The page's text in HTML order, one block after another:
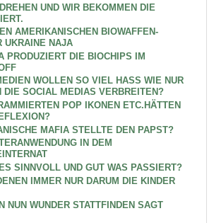
UND WIR BEKOMMEN DIE
AMERIKANISCHEN BIOWAFFEN-
UKRAINE NAJA
PRODUZIERT DIE BIOCHIPS IM
WOLLEN SO VIEL HASS WIE NUR
DIE SOCIAL MEDIAS VERBREITEN?
POP IKONEN ETC.HÄTTEN
MAFIA STELLTE DEN PAPST?
IN DEM
SINNVOLL UND GUT WAS PASSIERT?
IMMER NUR DARUM DIE KINDER
NUN WUNDER STATTFINDEN SAGT